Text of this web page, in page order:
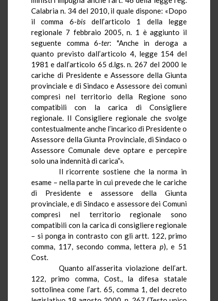
Calabria n. 34 del 2010, il quale dispone: «Dopo
il comma 6-bisdell’articolo 1 della legge
regionale 7 febbraio 2005, n. 1 è aggiunto il
seguente comma 6-ter: "Anche in deroga a
quanto previsto dall’articolo 4, legge 154 del
1981 e dall’articolo 65 d.lgs. n. 267 del 2000 le
cariche di Presidente e Assessore della Giunta
provinciale e di Sindaco e Assessore dei comuni
compresi nel territorio della Regione sono
compatibili con la carica di Consigliere
regionale. Il Consigliere regionale che svolge
contestualmente anche l’incarico di Presidente o
Assessore della Giunta Provinciale, di Sindaco o
Assessore Comunale deve optare e percepire
solo una indennità di carica”».
Il ricorrente sostiene che la norma in
esame – nella parte in cui prevede che le cariche
di Presidente e assessore della Giunta
provinciale, e di Sindaco e assessore dei Comuni
compresi nel territorio regionale sono
compatibili con la carica di consigliere regionale
– si ponga in contrasto con gli artt. 122, primo
comma, 117, secondo comma, letterap), e 51
Cost.
Quanto all’asserita violazione dell’art.
122, primo comma, Cost., la difesa statale
sottolinea come l’art. 65, comma 1, del decreto